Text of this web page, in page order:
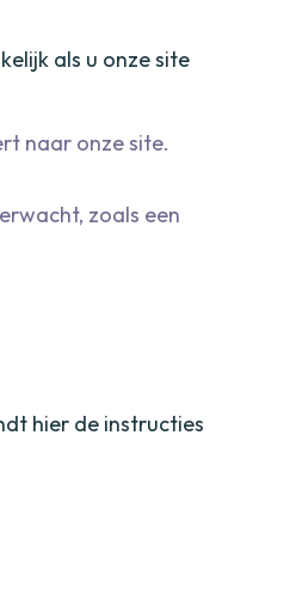
als u onze site
naar onze site.
zoals een
hier de instructies